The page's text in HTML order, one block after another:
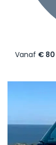
Vanaf € 80